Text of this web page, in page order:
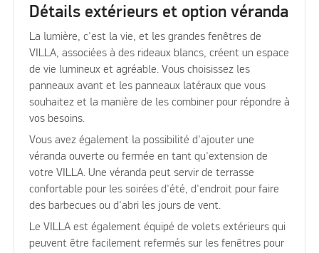
Détails extérieurs et option véranda
La lumière, c'est la vie, et les grandes fenêtres de
VILLA, associées à des rideaux blancs, créent un espace
de vie lumineux et agréable. Vous choisissez les
panneaux avant et les panneaux latéraux que vous
souhaitez et la manière de les combiner pour répondre à
vos besoins.
Vous avez également la possibilité d'ajouter une
véranda ouverte ou fermée en tant qu'extension de
votre VILLA. Une véranda peut servir de terrasse
confortable pour les soirées d'été, d'endroit pour faire
des barbecues ou d'abri les jours de vent.
Le VILLA est également équipé de volets extérieurs qui
peuvent être facilement refermés sur les fenêtres pour